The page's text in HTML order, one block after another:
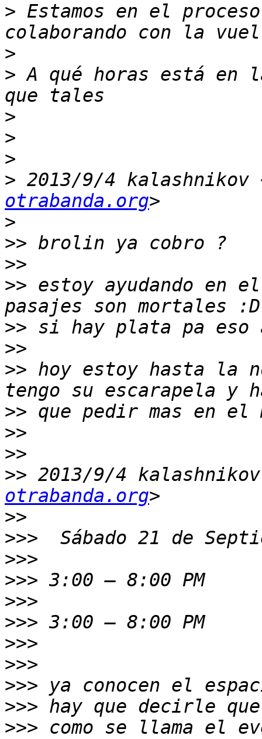
> Estamos en el
>
> A qué horas está
>
>
>
> 2013/9/4 kalashnikov
otrabanda.org
>
>>
>>
>> estoy ayudando en
>>
>>
>> hoy estoy hasta la
>>
>>
>>
>> 2013/9/4
otrabanda.org
>>
>>>
>>>
>>>
>>>
>>>
>>>
>>>
>>>
>>>
>>> como se llama el